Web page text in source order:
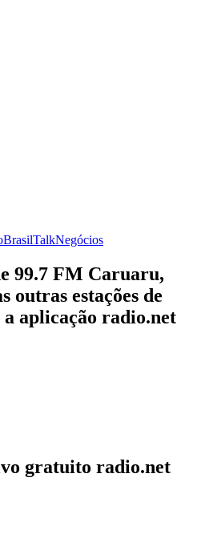
BrasilTalkNegócios
99.7 FM Caruaru,
outras estações de
aplicação radio.net
gratuito radio.net